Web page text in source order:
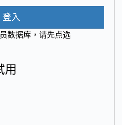
登入
数据库，请先点选
用